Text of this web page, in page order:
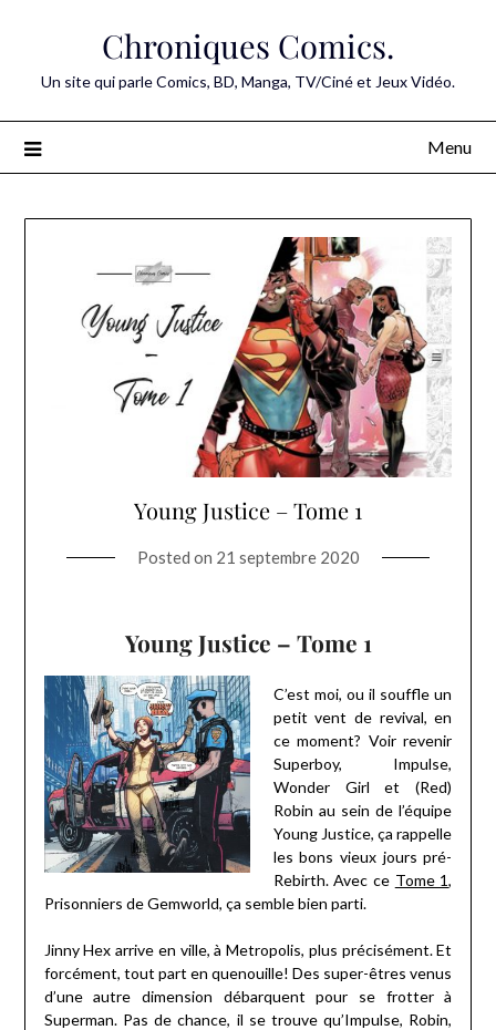
Chroniques Comics.
Un site qui parle Comics, BD, Manga, TV/Ciné et Jeux Vidéo.
Menu
Young Justice – Tome 1
Posted on 21 septembre 2020
Young Justice – Tome 1
C’est moi, ou il souffle un
petit vent de revival, en
ce moment? Voir revenir
Superboy, Impulse,
Wonder Girl et (Red)
Robin au sein de l’équipe
Young Justice, ça rappelle
les bons vieux jours pré-
Rebirth. Avec ce Tome 1,
Prisonniers de Gemworld, ça semble bien parti.
Jinny Hex arrive en ville, à Metropolis, plus précisément. Et
forcément, tout part en quenouille! Des super-êtres venus
d’une autre dimension débarquent pour se frotter à
Superman. Pas de chance, il se trouve qu’Impulse, Robin,